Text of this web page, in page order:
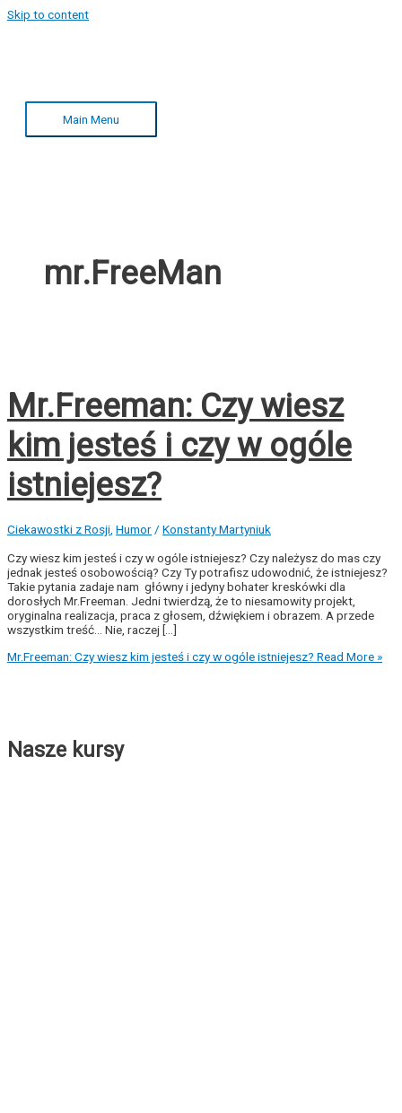
Skip to content
Main Menu
mr.FreeMan
Mr.Freeman: Czy wiesz
kim jesteś i czy w ogóle
istniejesz?
Ciekawostki z Rosji, Humor/ Konstanty Martyniuk
Czy wiesz kim jesteś i czy w ogóle istniejesz? Czy należysz do mas czy
jednak jesteś osobowością? Czy Ty potrafisz udowodnić, że istniejesz?
Takie pytania zadaje nam główny i jedyny bohater kreskówki dla
dorosłych Mr.Freeman. Jedni twierdzą, że to niesamowity projekt,
oryginalna realizacja, praca z głosem, dźwiękiem i obrazem. A przede
wszystkim treść… Nie, raczej […]
Mr.Freeman: Czy wiesz kim jesteś i czy w ogóle istniejesz? Read More »
Nasze kursy